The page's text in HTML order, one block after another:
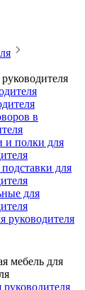
в
полки для
для
для
руководителя
мебель для